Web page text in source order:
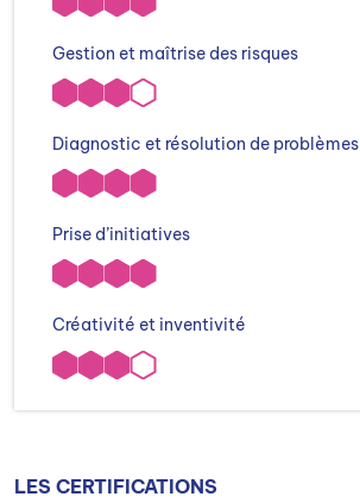
Gestion et maîtrise des risques
Diagnostic et résolution de problèmes
Prise d’initiatives
Créativité et inventivité
LES CERTIFICATIONS